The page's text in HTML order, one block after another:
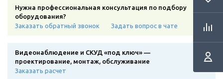
Нужна профессиональная консультация по подбору
оборудования?
Заказать обратный звонок
Задать вопрос в чате
Видеонаблюдение и СКУД «под ключ» —
проектирование, монтаж, обслуживание
Заказать расчет